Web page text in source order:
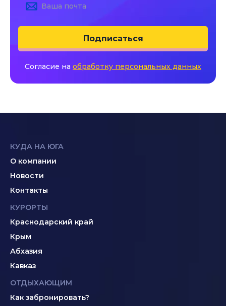
Подписаться
Согласие на обработку персональных данных
КУДА НА ЮГА
О компании
Новости
Контакты
КУРОРТЫ
Краснодарский край
Крым
Абхазия
Кавказ
ОТДЫХАЮЩИМ
Как забронировать?